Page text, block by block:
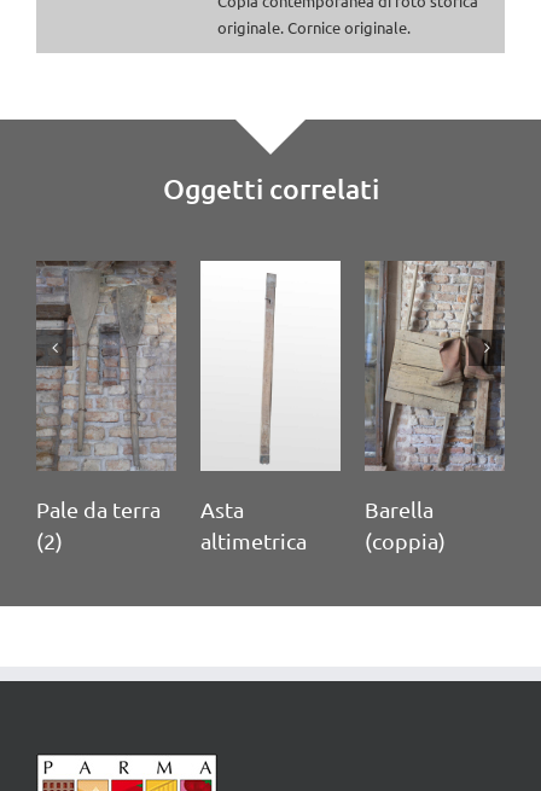
originale. Cornice originale.
Oggetti correlati
Pale da terra
(2)
Asta
altimetrica
Barella
(coppia)